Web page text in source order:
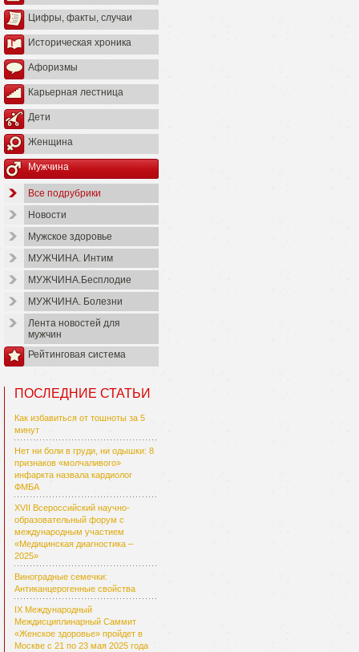
Цифры, факты, случаи
Историческая хроника
Афоризмы
Карьерная лестница
Дети
Женщина
Мужчина
Все подрубрики
Новости
Мужское здоровье
МУЖЧИНА. Интим
МУЖЧИНА.Бесплодие
МУЖЧИНА. Болезни
Лента новостей для
мужчин
Рейтинговая система
ПОСЛЕДНИЕ СТАТЬИ
Как избавиться от тошноты за 5
минут
Нет ни боли в груди, ни одышки: 8
признаков «молчаливого»
инфаркта назвала кардиолог
ФМБА
XVII Всероссийский научно-
образовательный форум с
международным участием
«Медицинская диагностика –
2025»
Виноградные семечки:
Антиканцерогенные свойства
IX Международный
Междисциплинарный Саммит
«Женское здоровье» пройдет в
Москве с 21 по 23 мая 2025 года